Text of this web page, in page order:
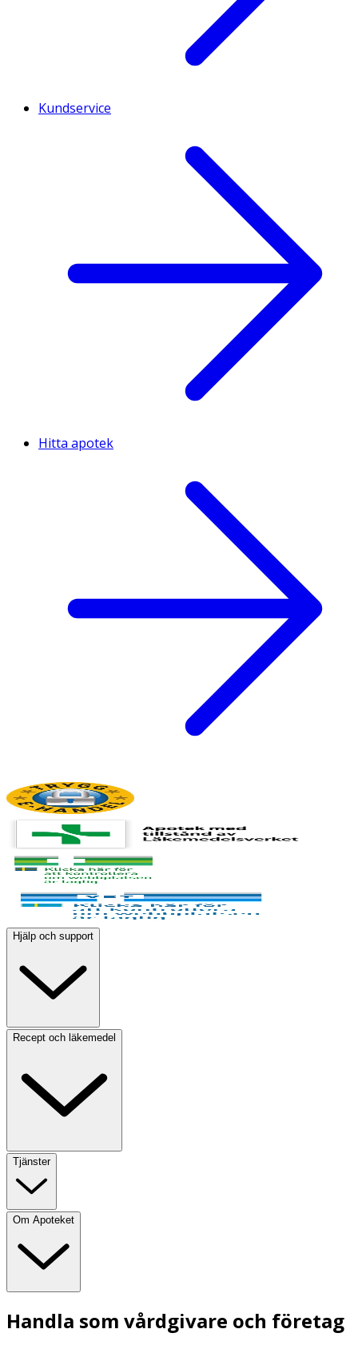
Kundservice
Hitta apotek
Hjälp och support
Recept och läkemedel
Tjänster
Om Apoteket
Handla som vårdgivare och företag